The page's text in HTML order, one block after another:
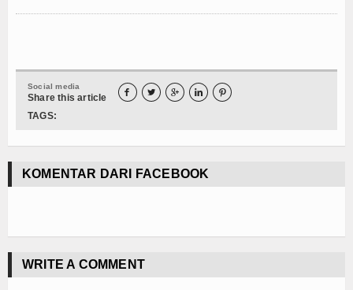
Hubungi Kami
Social media
Share this article     
TAGS:
KOMENTAR DARI FACEBOOK
WRITE A COMMENT